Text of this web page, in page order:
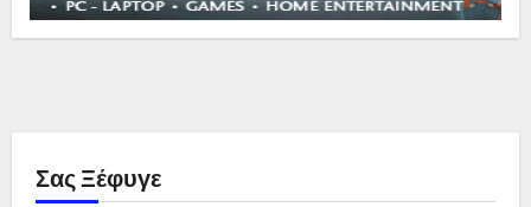
Σας Ξέφυγε